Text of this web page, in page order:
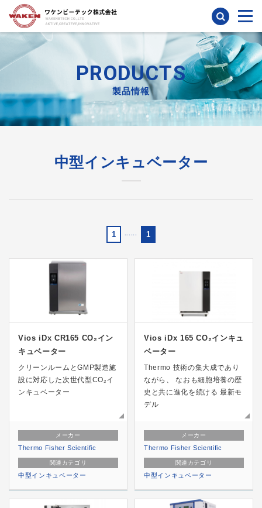
検索
PRODUCTS
製品情報
中型インキュベーター
1 1
Vios iDx CR165 CO₂イン
キュベーター
クリーンルームとGMP製造施
設に対応した次世代型CO₂イ
ンキュベーター
メーカー
Thermo Fisher Scientific
関連カテゴリ
中型インキュベーター
Vios iDx 165 CO₂インキュ
ベーター
Thermo 技術の集大成であり
ながら、 なおも細胞培養の歴
史と共に進化を続ける 最新モ
デル
メーカー
Thermo Fisher Scientific
関連カテゴリ
中型インキュベーター